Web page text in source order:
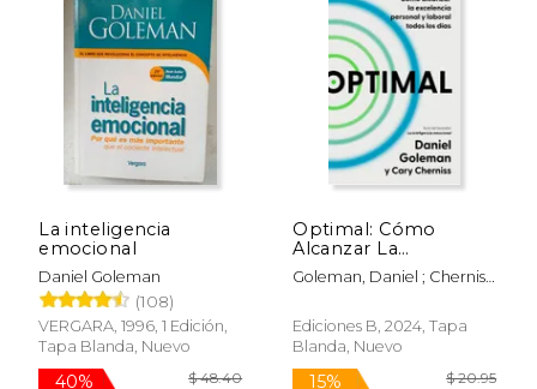
50%
dcto.
$ 53.91 40%
dcto.
La inteligencia
emocional
Daniel Goleman
(108)
VERGARA, 1996, 1 Edición,
Tapa Blanda, Nuevo
Optimal: Cómo
Alcanzar La
Excelencia Personal Y
Laboral Todos Los
to Sustain Personal
and Organizational
Goleman, Daniel ; Cherniss,
Ediciones B, 2024, Tapa
Blanda, Nuevo